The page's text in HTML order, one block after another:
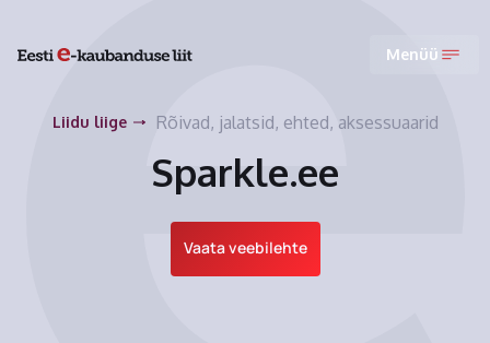
Menüü
Liidu liige Rõivad, jalatsid, ehted, aksessuaarid
Sparkle.ee
Vaata veebilehte